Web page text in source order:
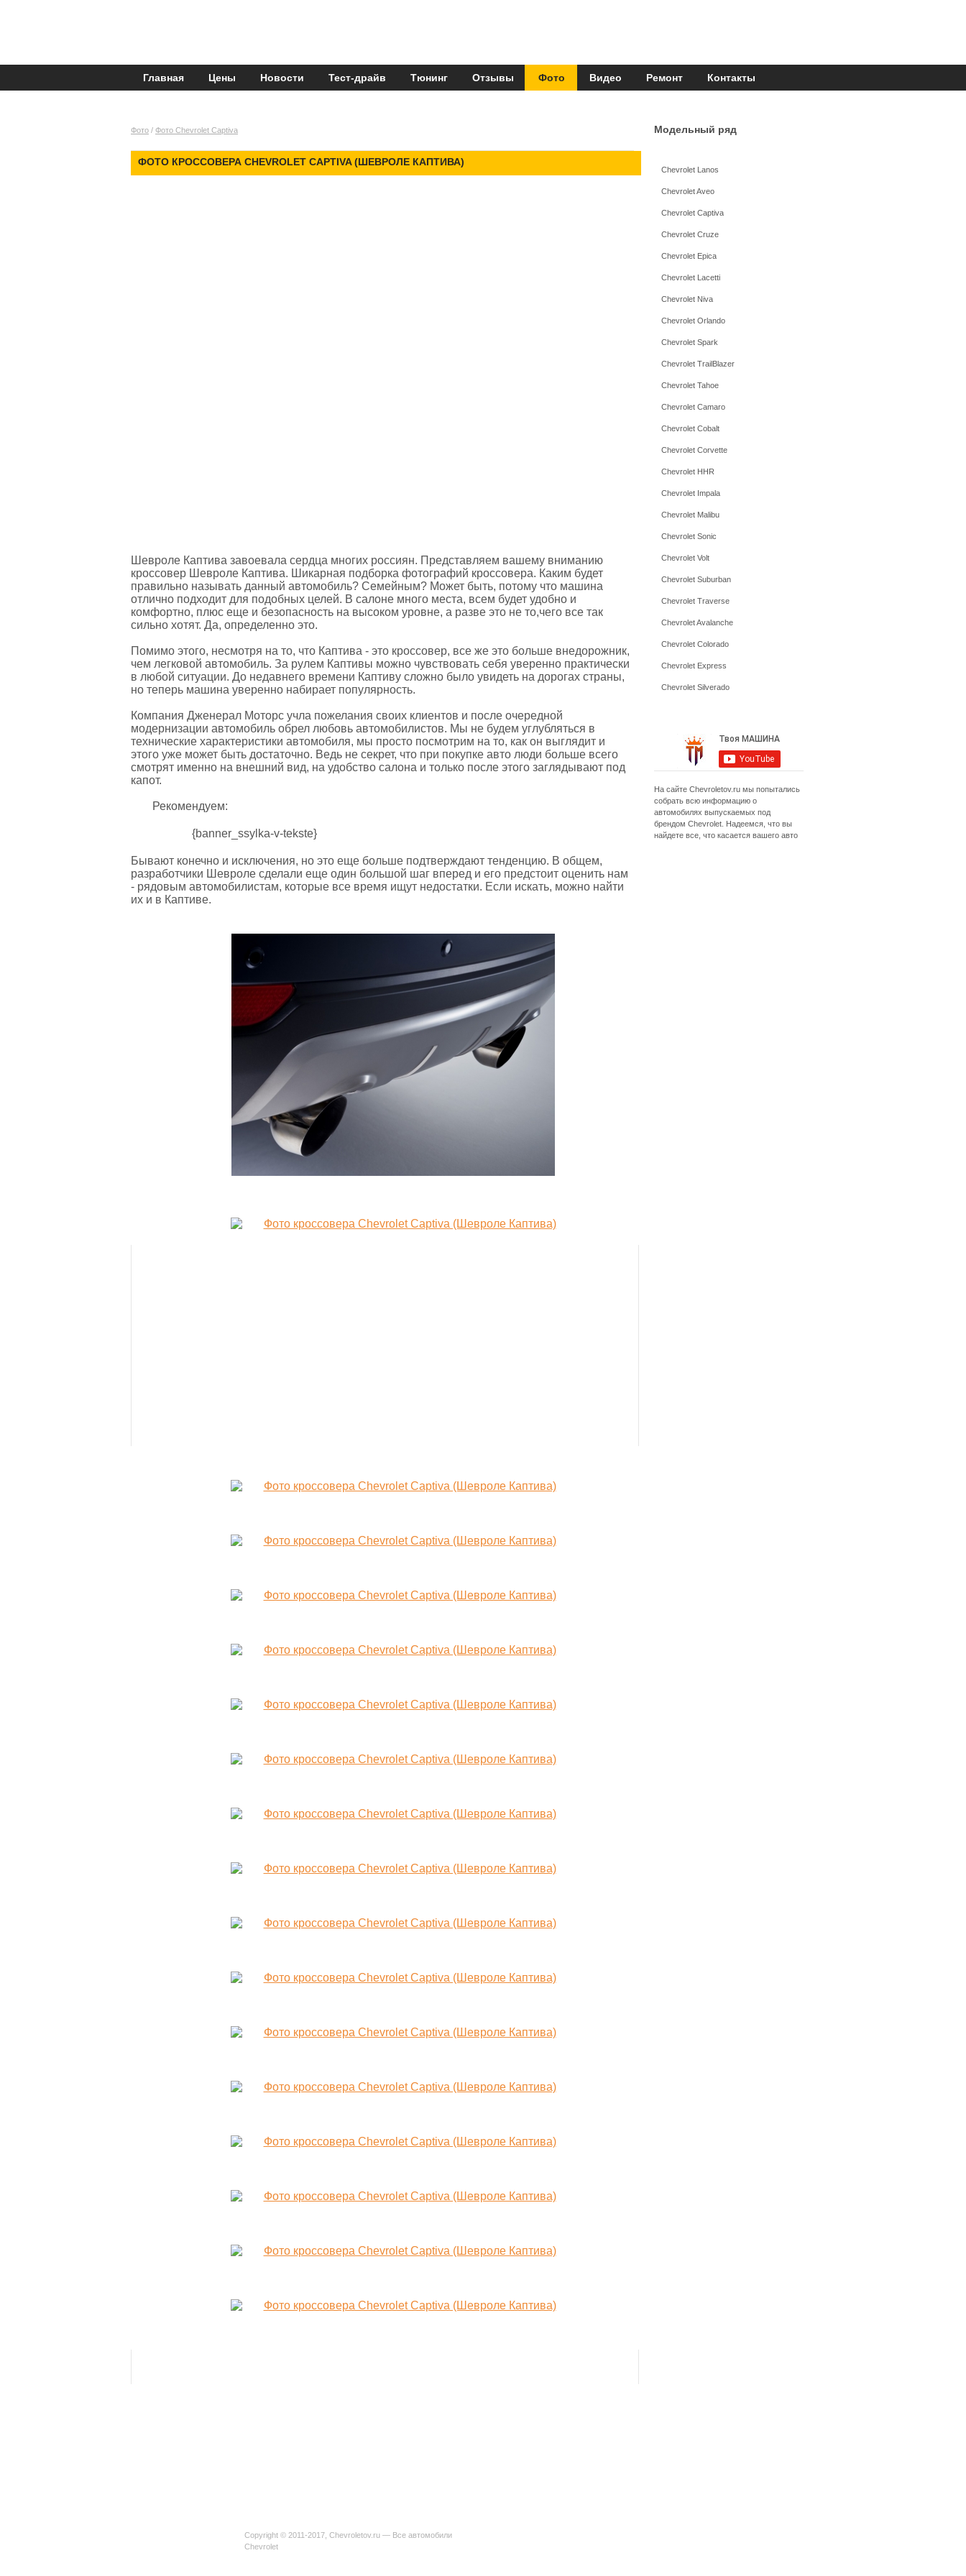
Главная Цены Новости Тест-драйв Тюнинг Отзывы Фото Видео Ремонт Контакты
Фото / Фото Chevrolet Captiva
ФОТО КРОССОВЕРА CHEVROLET CAPTIVA (ШЕВРОЛЕ КАПТИВА)
Шевроле Каптива завоевала сердца многих россиян. Представляем вашему вниманию
кроссовер Шевроле Каптива. Шикарная подборка фотографий кроссовера. Каким будет
правильно называть данный автомобиль? Семейным? Может быть, потому что машина
отлично подходит для подобных целей. В салоне много места, всем будет удобно и
комфортно, плюс еще и безопасность на высоком уровне, а разве это не то,чего все так
сильно хотят. Да, определенно это.
Помимо этого, несмотря на то, что Каптива - это кроссовер, все же это больше внедорожник,
чем легковой автомобиль. За рулем Каптивы можно чувствовать себя уверенно практически
в любой ситуации. До недавнего времени Каптиву сложно было увидеть на дорогах страны,
но теперь машина уверенно набирает популярность.
Компания Дженерал Моторс учла пожелания своих клиентов и после очередной
модернизации автомобиль обрел любовь автомобилистов. Мы не будем углубляться в
технические характеристики автомобиля, мы просто посмотрим на то, как он выглядит и
этого уже может быть достаточно. Ведь не секрет, что при покупке авто люди больше всего
смотрят именно на внешний вид, на удобство салона и только после этого заглядывают под
капот.
Рекомендуем:
{banner_ssylka-v-tekste}
Бывают конечно и исключения, но это еще больше подтверждают тенденцию. В общем,
разработчики Шевроле сделали еще один большой шаг вперед и его предстоит оценить нам
- рядовым автомобилистам, которые все время ищут недостатки. Если искать, можно найти
их и в Каптиве.
Модельный ряд
Chevrolet Lanos
Chevrolet Aveo
Chevrolet Captiva
Chevrolet Cruze
Chevrolet Epica
Chevrolet Lacetti
Chevrolet Niva
Chevrolet Orlando
Chevrolet Spark
Chevrolet TrailBlazer
Chevrolet Tahoe
Chevrolet Camaro
Chevrolet Cobalt
Chevrolet Corvette
Chevrolet HHR
Chevrolet Impala
Chevrolet Malibu
Chevrolet Sonic
Chevrolet Volt
Chevrolet Suburban
Chevrolet Traverse
Chevrolet Avalanche
Chevrolet Colorado
Chevrolet Express
Chevrolet Silverado
На сайте Chevroletov.ru мы попытались
собрать всю информацию о
автомобилях выпускаемых под
брендом Chevrolet. Надеемся, что вы
найдете все, что касается вашего авто
Copyright © 2011-2017, Chevroletov.ru — Все автомобили
Chevrolet